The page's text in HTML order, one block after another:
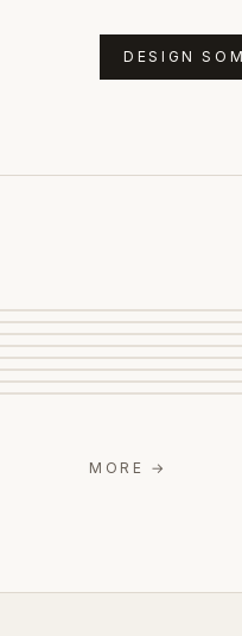
DESIGN
MORE →